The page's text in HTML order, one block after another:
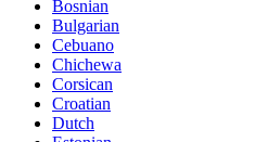
Bosnian
Bulgarian
Cebuano
Chichewa
Corsican
Croatian
Dutch